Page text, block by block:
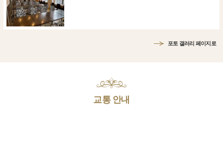
포토 갤러리 페이지로
교통 안내